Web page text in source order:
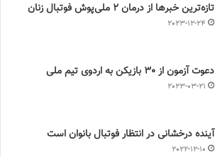
تازه‌ترین خبرها از درمان ۲ ملی‌پوش فوتبال زنان
2023-12-24
دعوت آزمون از 30 بازیکن به اردوی تیم ملی
2023-03-21
آینده درخشانی در انتظار فوتبال بانوان است
2022-12-10